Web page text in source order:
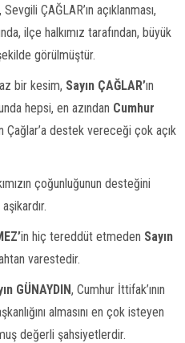
ÇAĞLAR’ın açıklanması,
ilçe halkımız tarafından, büyük
görülmüştür.
bir kesim, Sayın ÇAĞLAR’ın
hepsi, en azından Cumhur
Çağlar’a destek vereceği çok açık
çoğunluğunun desteğini
in hiç tereddüt etmeden Sayın
varestedir.
GÜNAYDIN, Cumhur İttifak’ının
almasını en çok isteyen
değerli şahsiyetlerdir.